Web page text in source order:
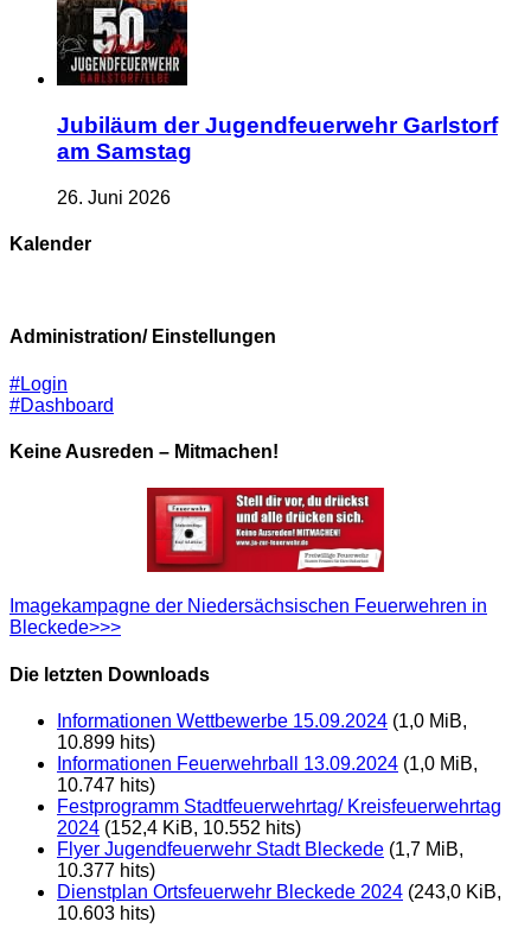
Jubiläum der Jugendfeuerwehr Garlstorf
am Samstag
26. Juni 2026
Kalender
Administration/ Einstellungen
#Login
#Dashboard
Keine Ausreden – Mitmachen!
Imagekampagne der Niedersächsischen Feuerwehren in
Bleckede>>>
Die letzten Downloads
Informationen Wettbewerbe 15.09.2024 (1,0 MiB,
10.899 hits)
Informationen Feuerwehrball 13.09.2024 (1,0 MiB,
10.747 hits)
Festprogramm Stadtfeuerwehrtag/ Kreisfeuerwehrtag
2024 (152,4 KiB, 10.552 hits)
Flyer Jugendfeuerwehr Stadt Bleckede (1,7 MiB,
10.377 hits)
Dienstplan Ortsfeuerwehr Bleckede 2024 (243,0 KiB,
10.603 hits)